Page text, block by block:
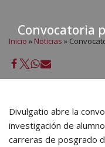
Convocatoria
Inicio » Noticias »
Divulgatio abre la
investigación de
carreras de posgrado